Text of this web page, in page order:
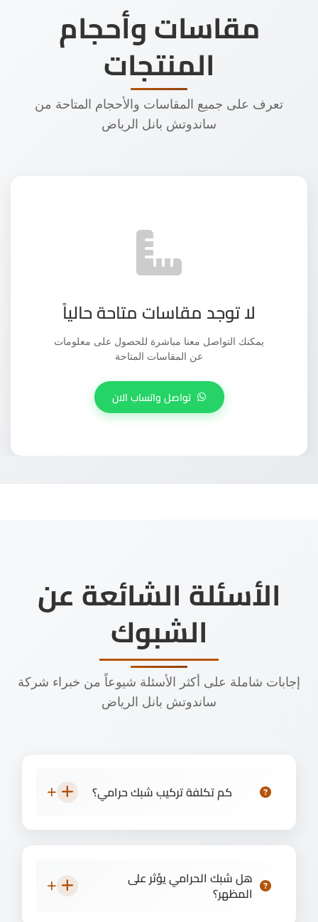
مقاسات وأحجام
المنتجات
تعرف على جميع المقاسات والأحجام المتاحة من
ساندوتش بانل الرياض
لا توجد مقاسات متاحة حالياً
يمكنك التواصل معنا مباشرة للحصول على معلومات
عن المقاسات المتاحة
تواصل واتساب الان
الأسئلة الشائعة عن
الشبوك
إجابات شاملة على أكثر الأسئلة شيوعاً من خبراء شركة
ساندوتش بانل الرياض
كم تكلفة تركيب شبك حرامي؟
هل شبك الحرامي يؤثر على
المظهر؟